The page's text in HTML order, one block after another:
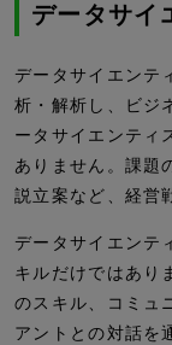
データサイ
データサイエンテ
析・解析し、ビジ
ータサイエンティ
ありません。課題
説立案など、経営
データサイエンテ
キルだけではあり
のスキル、コミュ
アントとの対話を